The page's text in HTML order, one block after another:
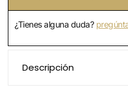
¿Tienes alguna duda?
Descripción